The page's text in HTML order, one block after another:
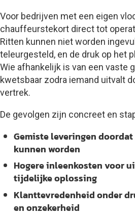
Voor bedrijven met een eigen
chauffeurstekort direct tot
Ritten kunnen niet worden
teleurgesteld, en de druk op het
Wie afhankelijk is van een vaste
kwetsbaar zodra iemand uitvalt
vertrek.
De gevolgen zijn concreet en
Gemiste leveringen
kunnen worden
Hogere inleenkostenvoor
tijdelijke oplossing
Klanttevredenheid onder
en onzekerheid